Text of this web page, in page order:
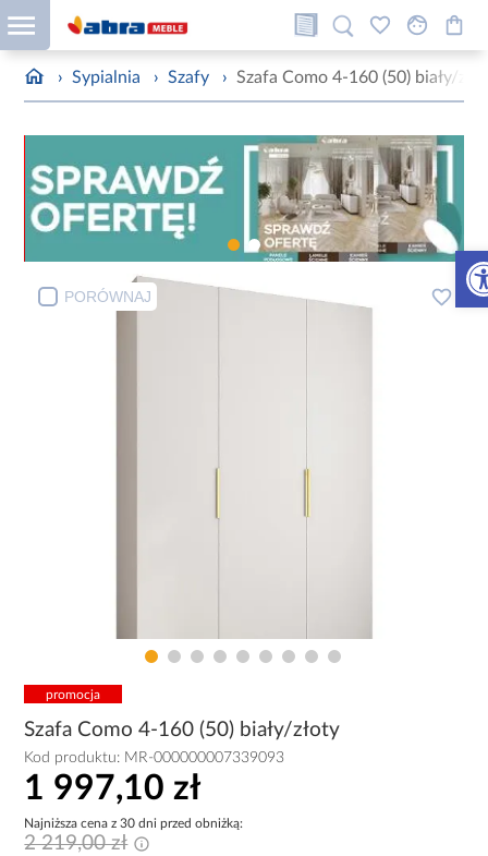
› Sypialnia › Szafy › Szafa Como 4-160 (50) biały/
PORÓWNAJ
promocja
Szafa Como 4-160 (50) biały/złoty
Kod produktu: MR-000000007339093
1 997,10 zł
Najniższa cena z 30 dni przed obniżką:
2 219,00 zł